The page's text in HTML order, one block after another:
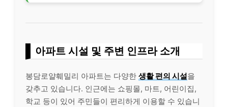
아파트 시설 및 주변 인프라 소개
봉담로얄훼밀리 아파트는 다양한 생활 편의 시설을
갖추고 있습니다. 인근에는 쇼핑몰, 마트, 어린이집,
학교 등이 있어 주민들이 편리하게 이용할 수 있습니